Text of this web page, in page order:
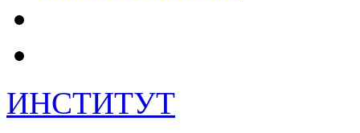
ИНСТИТУТ